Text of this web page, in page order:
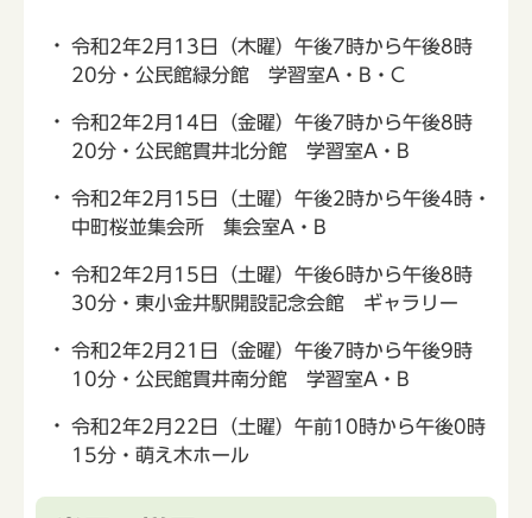
令和2年2月13日（木曜）午後7時から午後8時
20分・公民館緑分館 学習室A・B・C
令和2年2月14日（金曜）午後7時から午後8時
20分・公民館貫井北分館 学習室A・B
令和2年2月15日（土曜）午後2時から午後4時・
中町桜並集会所 集会室A・B
令和2年2月15日（土曜）午後6時から午後8時
30分・東小金井駅開設記念会館 ギャラリー
令和2年2月21日（金曜）午後7時から午後9時
10分・公民館貫井南分館 学習室A・B
令和2年2月22日（土曜）午前10時から午後0時
15分・萌え木ホール